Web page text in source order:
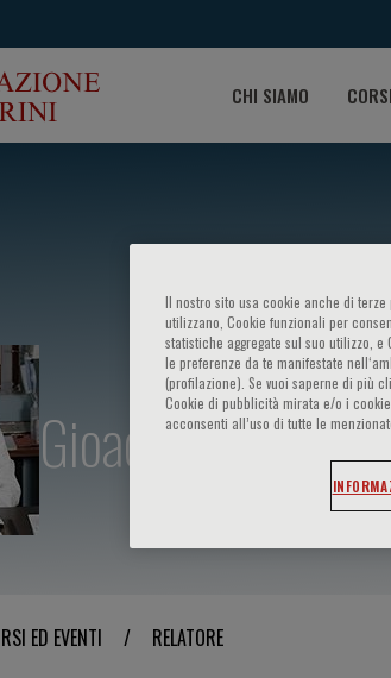
CHI SIAMO
Gioacchino
ED EVENTI / RELATORE
Il nostro sito usa cookie anche di
utilizzano, Cookie funzionali per
statistiche aggregate sul suo utilizzo,
le preferenze da te manifestate
(profilazione). Se vuoi saperne di più
Cookie di pubblicità mirata e/o i cookie
acconsenti all’uso di tutte le